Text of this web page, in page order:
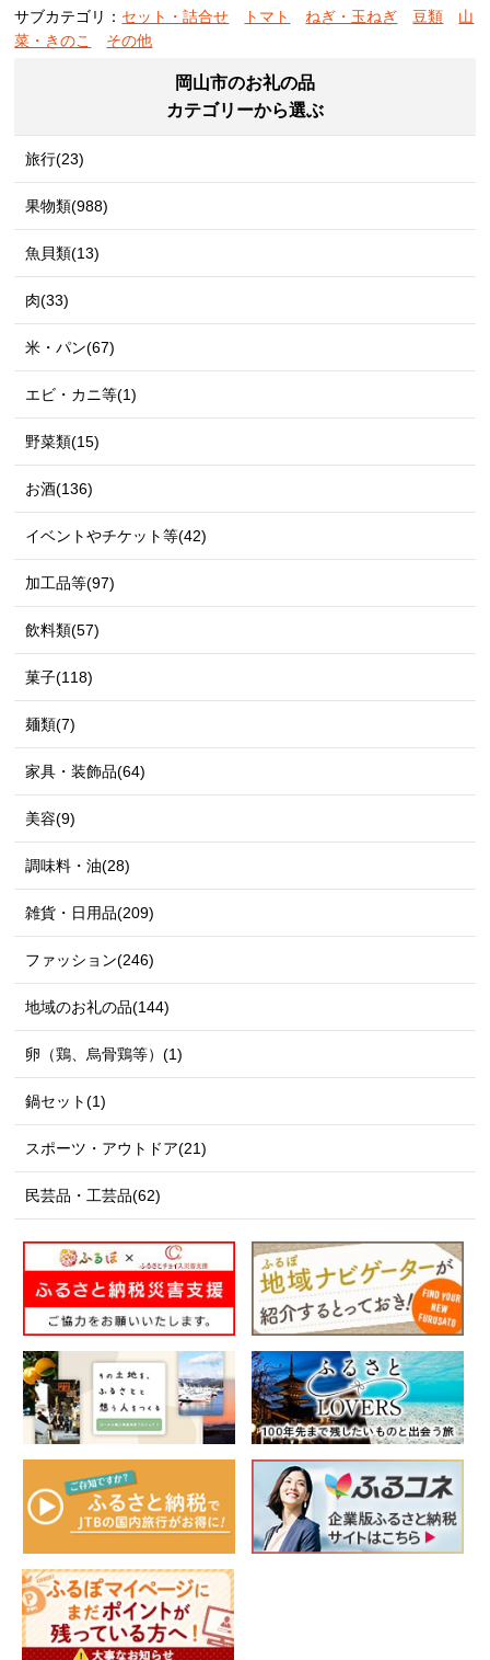
サブカテゴリ： セット・詰合せ トマト ねぎ・玉ねぎ 豆類
山
菜・きのこ
その他
岡山市のお礼の品
カテゴリーから選ぶ
旅行(23)
果物類(988)
魚貝類(13)
肉(33)
米・パン(67)
エビ・カニ等(1)
野菜類(15)
お酒(136)
イベントやチケット等(42)
加工品等(97)
飲料類(57)
菓子(118)
麺類(7)
家具・装飾品(64)
美容(9)
調味料・油(28)
雑貨・日用品(209)
ファッション(246)
地域のお礼の品(144)
卵（鶏、烏骨鶏等）(1)
鍋セット(1)
スポーツ・アウトドア(21)
民芸品・工芸品(62)